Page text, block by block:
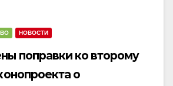
НОВОСТИ
поправки ко второму
о